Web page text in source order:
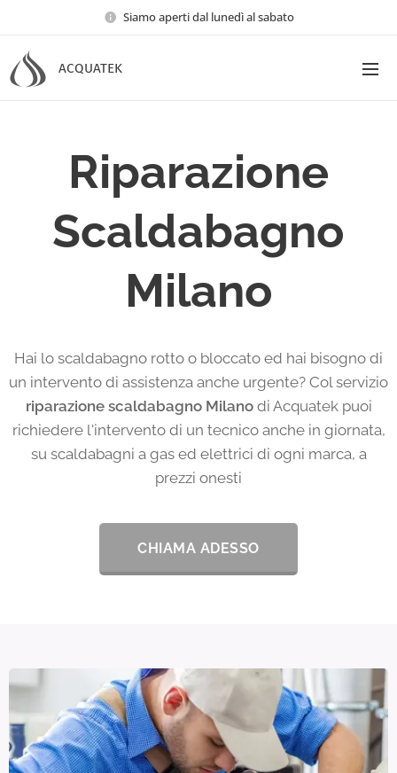
Siamo aperti dal lunedì al sabato
ACQUATEK
Riparazione
Scaldabagno
Milano
Hai lo scaldabagno rotto o bloccato ed hai bisogno di
un intervento di assistenza anche urgente? Col servizio
riparazione scaldabagno Milanodi Acquatek puoi
richiedere l'intervento di un tecnico anche in giornata,
su scaldabagni a gas ed elettrici di ogni marca, a
prezzi onesti
CHIAMA ADESSO